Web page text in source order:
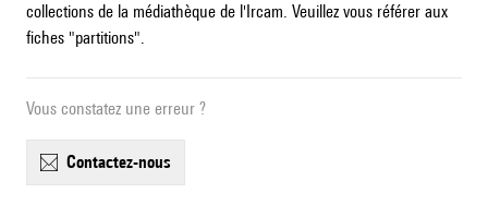
collections de la médiathèque de l'Ircam. Veuillez vous référer aux
fiches "partitions".
Vous constatez une erreur ?
contactez-nous